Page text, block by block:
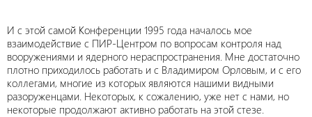
И с этой самой Конференции 1995 года началось мое
взаимодействие с ПИР-Центром по вопросам контроля над
вооружениями и ядерного нераспространения. Мне достаточно
плотно приходилось работать и с Владимиром Орловым, и с его
коллегами, многие из которых являются нашими видными
разоруженцами. Некоторых, к сожалению, уже нет с нами, но
некоторые продолжают активно работать на этой стезе.